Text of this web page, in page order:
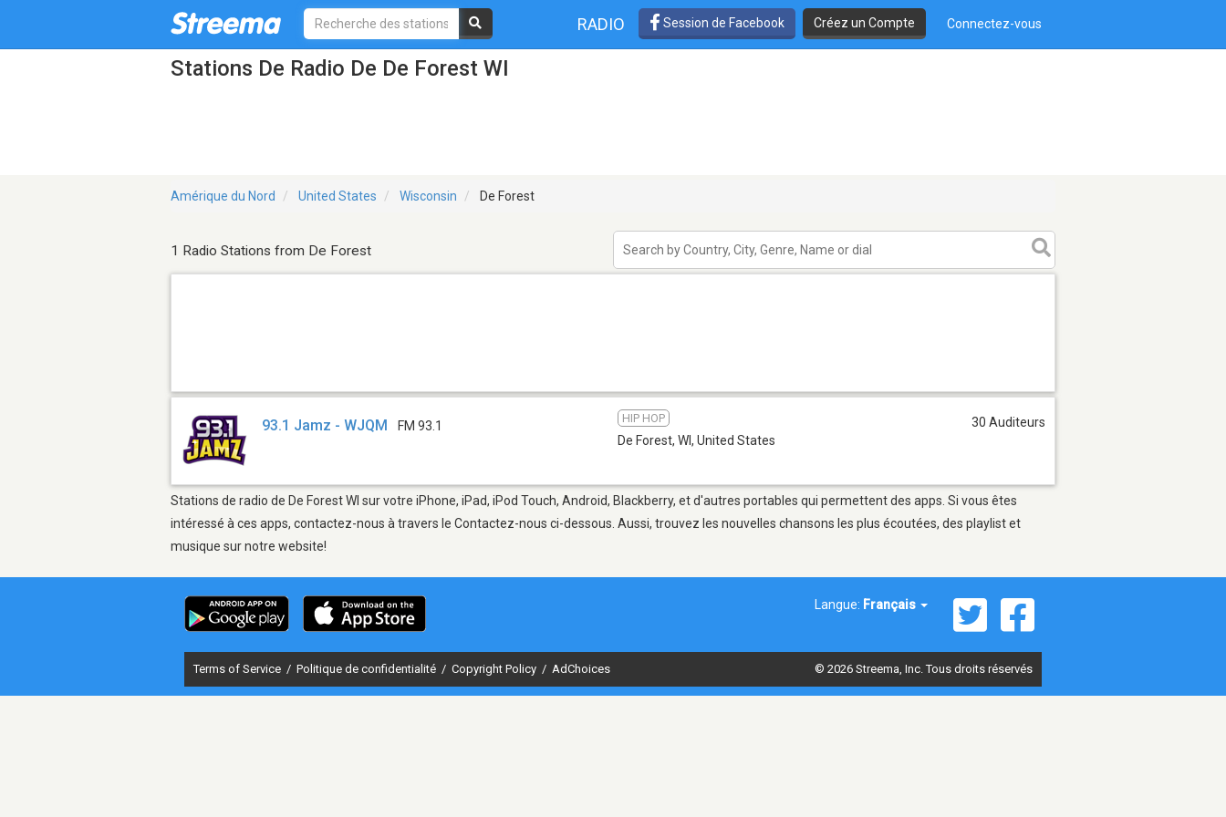
RADIO Session de Facebook Créez un Compte Connectez-vous
Stations De Radio De De Forest WI
Amérique du Nord United States Wisconsin De Forest
1 Radio Stations from De Forest
93.1 Jamz - WJQM FM 93.1
HIP HOP
De Forest, WI, United States
30 Auditeurs
Stations de radio de De Forest WI sur votre iPhone, iPad, iPod Touch, Android, Blackberry, et d'autres portables qui permettent des apps. Si vous êtes
intéressé à ces apps, contactez-nous à travers le Contactez-nous ci-dessous. Aussi, trouvez les nouvelles chansons les plus écoutées, des playlist et
musique sur notre website!
Langue: Français
Terms of Service / Politique de confidentialité / Copyright Policy / AdChoices © 2026 Streema, Inc. Tous droits réservés